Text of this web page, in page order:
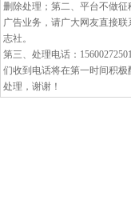
删除处理；第二、平台不做征
广告业务，请广大网友直接联
志社。
第三、处理电话：
们收到电话将在第一时间积极
处理，谢谢！